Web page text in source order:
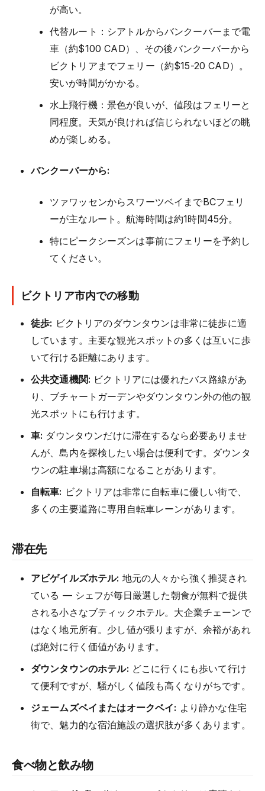
が高い。
代替ルート：シアトルからバンクーバーまで電
車（約$100 CAD）、その後バンクーバーから
ビクトリアまでフェリー（約$15-20 CAD）。
安いが時間がかかる。
水上飛行機：景色が良いが、値段はフェリーと
同程度。天気が良ければ信じられないほどの眺
めが楽しめる。
バンクーバーから:
ツァワッセンからスワーツベイまでBCフェリ
ーが主なルート。航海時間は約1時間45分。
特にピークシーズンは事前にフェリーを予約し
てください。
ビクトリア市内での移動
徒歩: ビクトリアのダウンタウンは非常に徒歩に適
しています。主要な観光スポットの多くは互いに歩
いて行ける距離にあります。
公共交通機関: ビクトリアには優れたバス路線があ
り、ブチャートガーデンやダウンタウン外の他の観
光スポットにも行けます。
車: ダウンタウンだけに滞在するなら必要ありませ
んが、島内を探検したい場合は便利です。ダウンタ
ウンの駐車場は高額になることがあります。
自転車: ビクトリアは非常に自転車に優しい街で、
多くの主要道路に専用自転車レーンがあります。
滞在先
アビゲイルズホテル: 地元の人々から強く推奨され
ている — シェフが毎日厳選した朝食が無料で提供
される小さなブティックホテル。大企業チェーンで
はなく地元所有。少し値が張りますが、余裕があれ
ば絶対に行く価値があります。
ダウンタウンのホテル: どこに行くにも歩いて行け
て便利ですが、騒がしく値段も高くなりがちです。
ジェームズベイまたはオークベイ: より静かな住宅
街で、魅力的な宿泊施設の選択肢が多くあります。
食べ物と飲み物